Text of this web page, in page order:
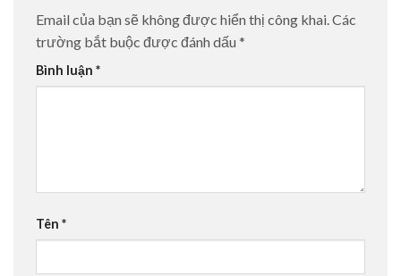
Email của bạn sẽ không được hiển thị công khai.Các
trường bắt buộc được đánh dấu *
Bình luận *
Tên *